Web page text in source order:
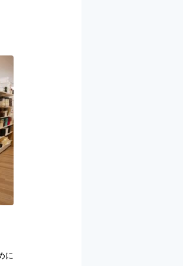
に